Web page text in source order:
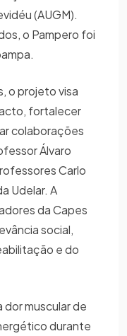
(AUGM).
o Pampero foi
o projeto visa
fortalecer
colaborações
Álvaro
Carlo
Udelar. A
da Capes
social,
e do
muscular de
durante